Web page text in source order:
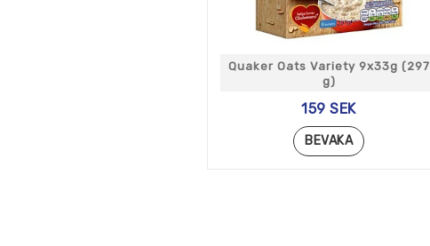
Quaker Oats Variety 9x33g (297
g)
159 SEK
BEVAKA